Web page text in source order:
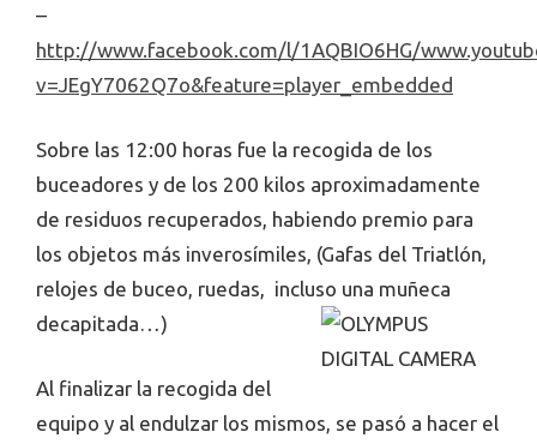
–
http://www.facebook.com/l/1AQBIO6HG/
v=JEgY7062Q7o&feature=player_embedded
Sobre las 12:00 horas fue la recogida de los
buceadores y de los 200 kilos aproximadamente
de residuos recuperados, habiendo premio para
los objetos más inverosímiles, (Gafas del Triatlón,
relojes de buceo, ruedas, incluso una muñeca
decapitada…)
Al finalizar la recogida del
equipo y al endulzar los mismos, se pasó a hacer el